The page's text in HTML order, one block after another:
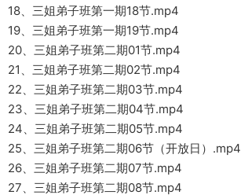
18、三姐弟子班第一期18节.mp4
19、三姐弟子班第一期19节.mp4
20、三姐弟子班第二期01节.mp4
21、三姐弟子班第二期02节.mp4
22、三姐弟子班第二期03节.mp4
23、三姐弟子班第二期04节.mp4
24、三姐弟子班第二期05节.mp4
25、三姐弟子班第二期06节（开放日）.mp4
26、三姐弟子班第二期07节.mp4
27、三姐弟子班第二期08节.mp4